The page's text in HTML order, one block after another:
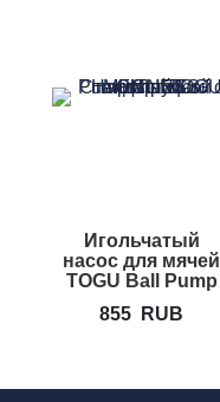
Игольчатый
насос для мячей
TOGU Ball Pump
855
RUB